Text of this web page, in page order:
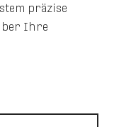
präzise
Ihre